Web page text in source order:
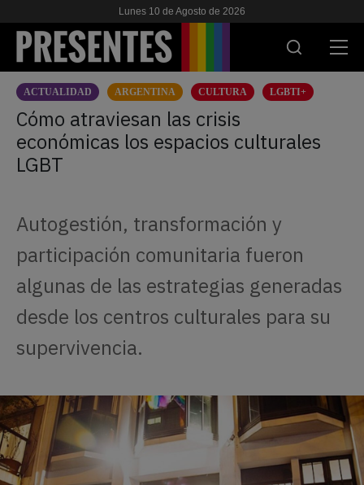
Lunes 10 de Agosto de 2026
ACTUALIDAD
INVESTIGACIONES
ESCUELA
NOSOTRES
ACTUALIDAD ARGENTINA CULTURA LGBTI+
Cómo atraviesan las crisis
económicas los espacios culturales
LGBT
Autogestión, transformación y
participación comunitaria fueron
algunas de las estrategias generadas
desde los centros culturales para su
supervivencia.